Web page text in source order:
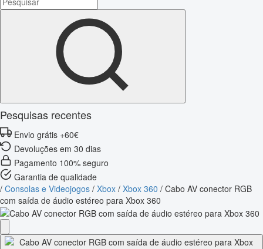
Pesquisas recentes
Envio grátis +60€
Devoluções em 30 dias
Pagamento 100% seguro
Garantia de qualidade
/ Consolas e Videojogos / Xbox / Xbox 360 / Cabo AV conector RGB
com saída de áudio estéreo para Xbox 360